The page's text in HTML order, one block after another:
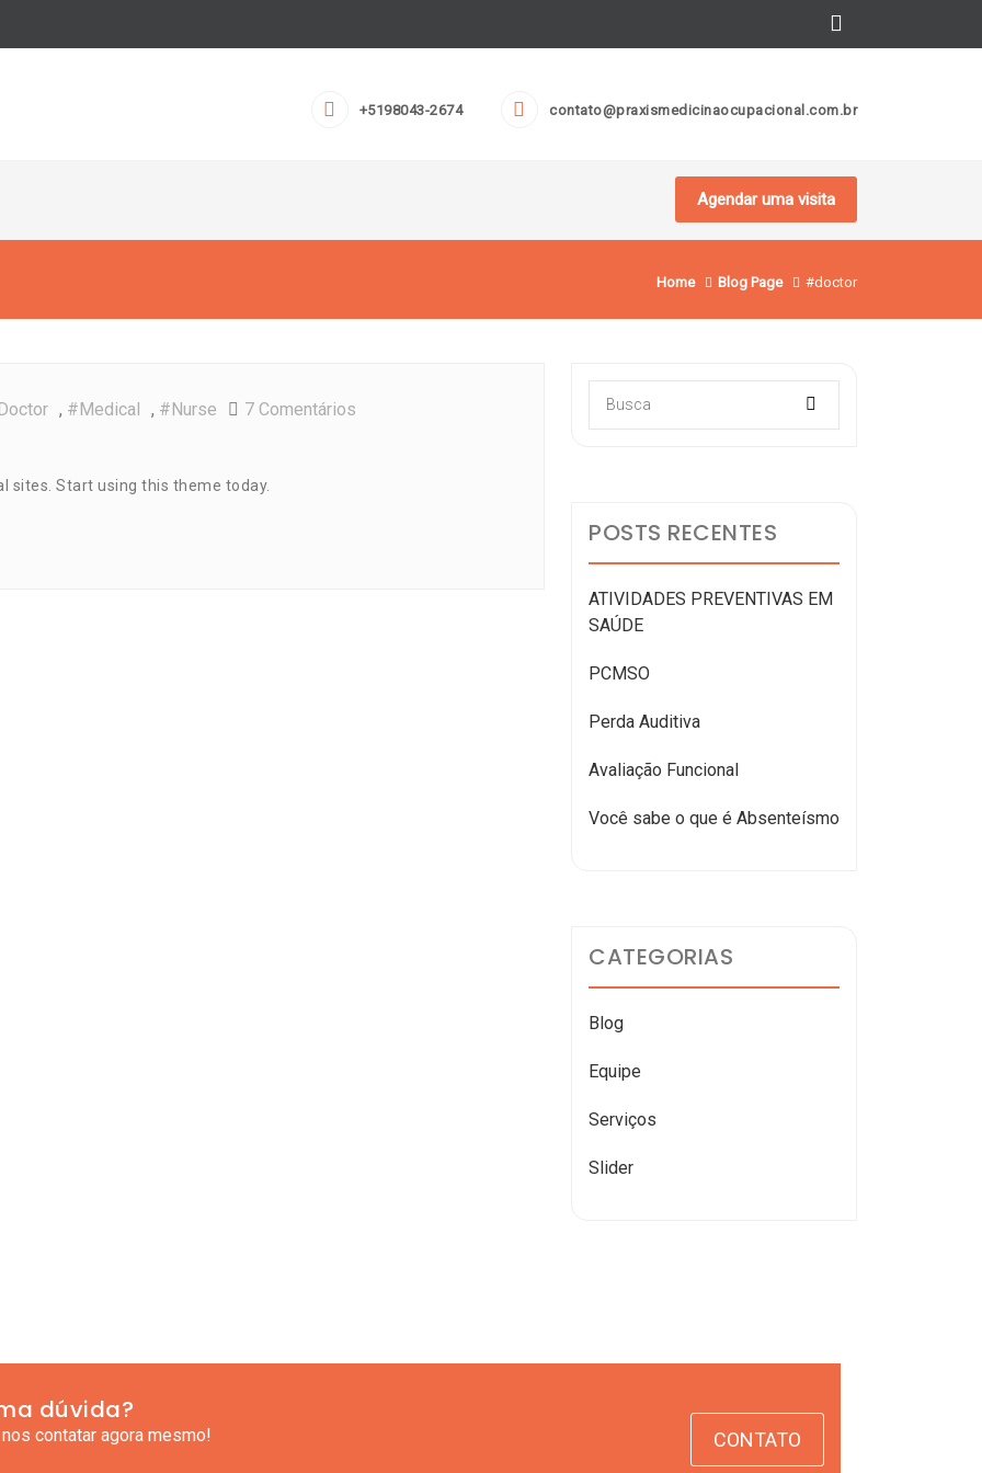
+5198043-2674 contato@praxismedicinaocupacional.com.br
Agendar uma visita
Home Blog Page #doctor
, #medical , #nurse 7 Comentários
sites. Start using this theme today.
POSTS RECENTES
ATIVIDADES PREVENTIVAS EM
SAÚDE
PCMSO
Perda Auditiva
Avaliação Funcional
Você sabe o que é Absenteísmo
CATEGORIAS
Blog
Equipe
Serviços
Slider
dúvida?
contatar agora mesmo! CONTATO